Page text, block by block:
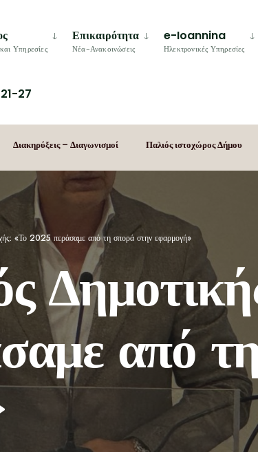
Υπηρεσίες
Επικαιρότητα
Νέα-Ανακοινώσεις
e-Ioannina
Ηλεκτρονικές Υπηρεσίες
27
Διακηρύξεις – Διαγωνισμοί Παλιός ιστοχώρος Δήμου
«Το 2025 περάσαμε από τη σπορά στην εφαρμογή»
από